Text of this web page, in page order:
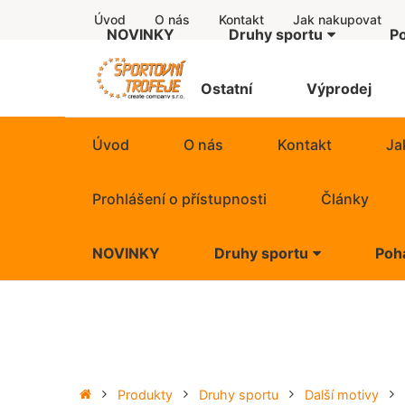
Úvod O nás Kontakt Jak nakupovat
NOVINKY Druhy sportu
Další motivy
Hudba
WDS 2026 Bologna
Štítky Ostatní Výprodej
Úvod O nás Kontakt
Prohlášení o přístupnosti Články
NOVINKY Druhy sportu
Dětské
Produkty Druhy sportu Další motivy